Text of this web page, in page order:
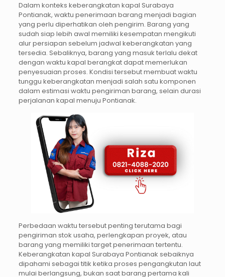
Dalam konteks keberangkatan kapal Surabaya
Pontianak, waktu penerimaan barang menjadi bagian
yang perlu diperhatikan oleh pengirim. Barang yang
sudah siap lebih awal memiliki kesempatan mengikuti
alur persiapan sebelum jadwal keberangkatan yang
tersedia. Sebaliknya, barang yang masuk terlalu dekat
dengan waktu kapal berangkat dapat memerlukan
penyesuaian proses. Kondisi tersebut membuat waktu
tunggu keberangkatan menjadi salah satu komponen
dalam estimasi waktu pengiriman barang, selain durasi
perjalanan kapal menuju Pontianak.
Perbedaan waktu tersebut penting terutama bagi
pengiriman stok usaha, perlengkapan proyek, atau
barang yang memiliki target penerimaan tertentu.
Keberangkatan kapal Surabaya Pontianak sebaiknya
dipahami sebagai titik ketika proses pengangkutan laut
mulai berlangsung, bukan saat barang pertama kali